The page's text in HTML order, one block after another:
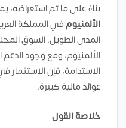
بناءً على ما تم استعراضه،
الألمنيومفي المملكة
المدى الطويل. السوق
الألمنيوم، ومع وجود
الاستدامة، فإن
عوائد مالية كبيرة.
خلاصة القول